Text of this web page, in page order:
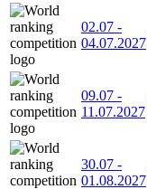
02.07 -
04.07.2027
09.07 -
11.07.2027
30.07 -
01.08.2027